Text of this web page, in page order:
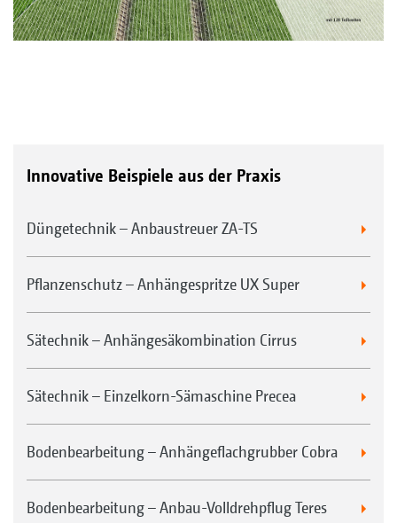
Innovative Beispiele aus der Praxis
Düngetechnik – Anbaustreuer ZA-TS
Pflanzenschutz – Anhängespritze UX Super
Sätechnik – Anhängesäkombination Cirrus
Sätechnik – Einzelkorn-Sämaschine Precea
Bodenbearbeitung – Anhängeflachgrubber Cobra
Bodenbearbeitung – Anbau-Volldrehpflug Teres